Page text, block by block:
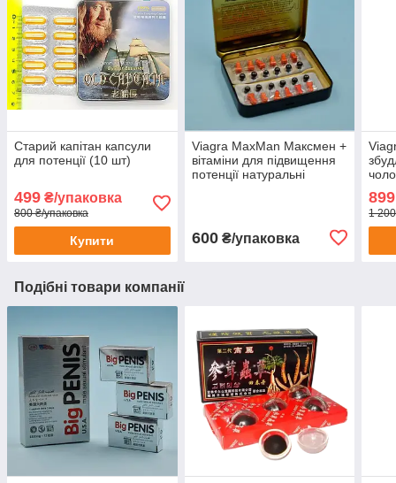
Старий капітан капсули
для потенції (10 шт)
499 ₴/упаковка
800 ₴/упаковка
Купити
Viagra MaxMan Максмен +
вітаміни для підвищення
потенції натуральні
600₴/упаковка
899
1
Подібні товари компанії